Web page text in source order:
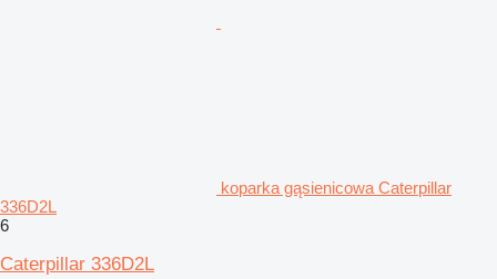
koparka gąsienicowa Caterpillar
336D2L
6
Caterpillar 336D2L